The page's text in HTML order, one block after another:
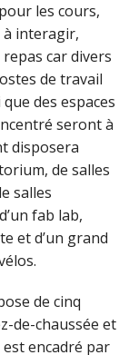
les cours,
à interagir,
car divers
de travail
des espaces
seront à
disposera
de salles
salles
fab lab,
et d’un grand
de cinq
de-chaussée et
encadré par